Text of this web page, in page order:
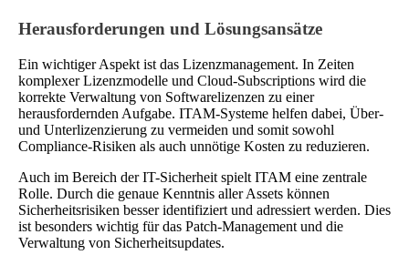
Herausforderungen und Lösungsansätze
Ein wichtiger Aspekt ist das Lizenzmanagement. In Zeiten
komplexer Lizenzmodelle und Cloud-Subscriptions wird die
korrekte Verwaltung von Softwarelizenzen zu einer
herausfordernden Aufgabe. ITAM-Systeme helfen dabei, Über-
und Unterlizenzierung zu vermeiden und somit sowohl
Compliance-Risiken als auch unnötige Kosten zu reduzieren.
Auch im Bereich der IT-Sicherheit spielt ITAM eine zentrale
Rolle. Durch die genaue Kenntnis aller Assets können
Sicherheitsrisiken besser identifiziert und adressiert werden. Dies
ist besonders wichtig für das Patch-Management und die
Verwaltung von Sicherheitsupdates.